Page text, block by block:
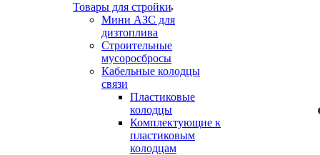
Товары для стройки
Мини АЗС для
дизтоплива
Строительные
мусоросбросы
Кабельные колодцы
связи
Пластиковые
колодцы
Комплектующие к
пластиковым
колодцам